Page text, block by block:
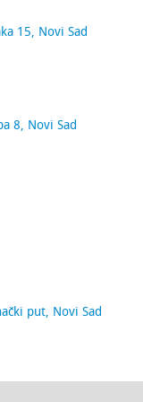
15, Novi Sad
8, Novi Sad
put, Novi Sad